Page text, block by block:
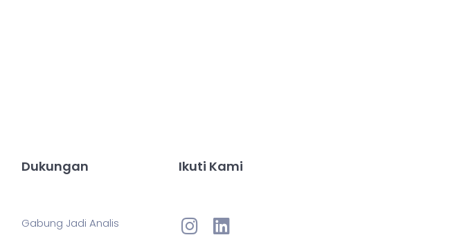
Dukungan
Gabung Jadi Analis
Ikuti Kami